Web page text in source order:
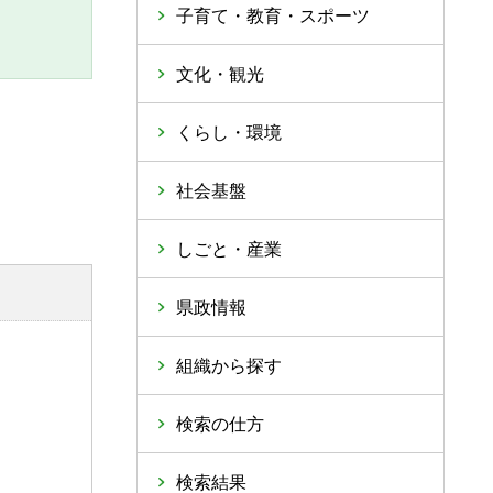
子育て・教育・スポーツ
文化・観光
くらし・環境
社会基盤
しごと・産業
県政情報
組織から探す
検索の仕方
検索結果